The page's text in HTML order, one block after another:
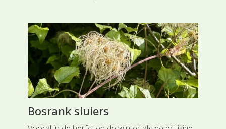
Bosrank sluiers